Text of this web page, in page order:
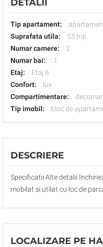
DETALII
Tip apartament:
Suprafata utila:
55 mp
Numar camere:
2
Numar bai:
: 1
Etaj:
Etaj 6
Confort:
lux
Compartimentare:
Tip imobil:
bloc de
DESCRIERE
Specificatii Alte detalii
mobilat si utilat cu loc de
LOCALIZARE PE